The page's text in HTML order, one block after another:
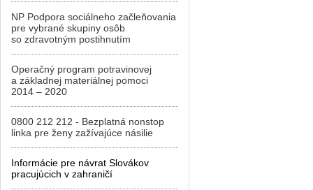
NP Podpora sociálneho začleňovania
pre vybrané skupiny osôb
so zdravotným postihnutím
Operačný program potravinovej
a základnej materiálnej pomoci
2014 – 2020
0800 212 212 - Bezplatná nonstop
linka pre ženy zažívajúce násilie
Informácie pre návrat Slovákov
pracujúcich v zahraničí